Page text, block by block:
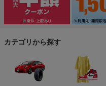
カテゴリから探す